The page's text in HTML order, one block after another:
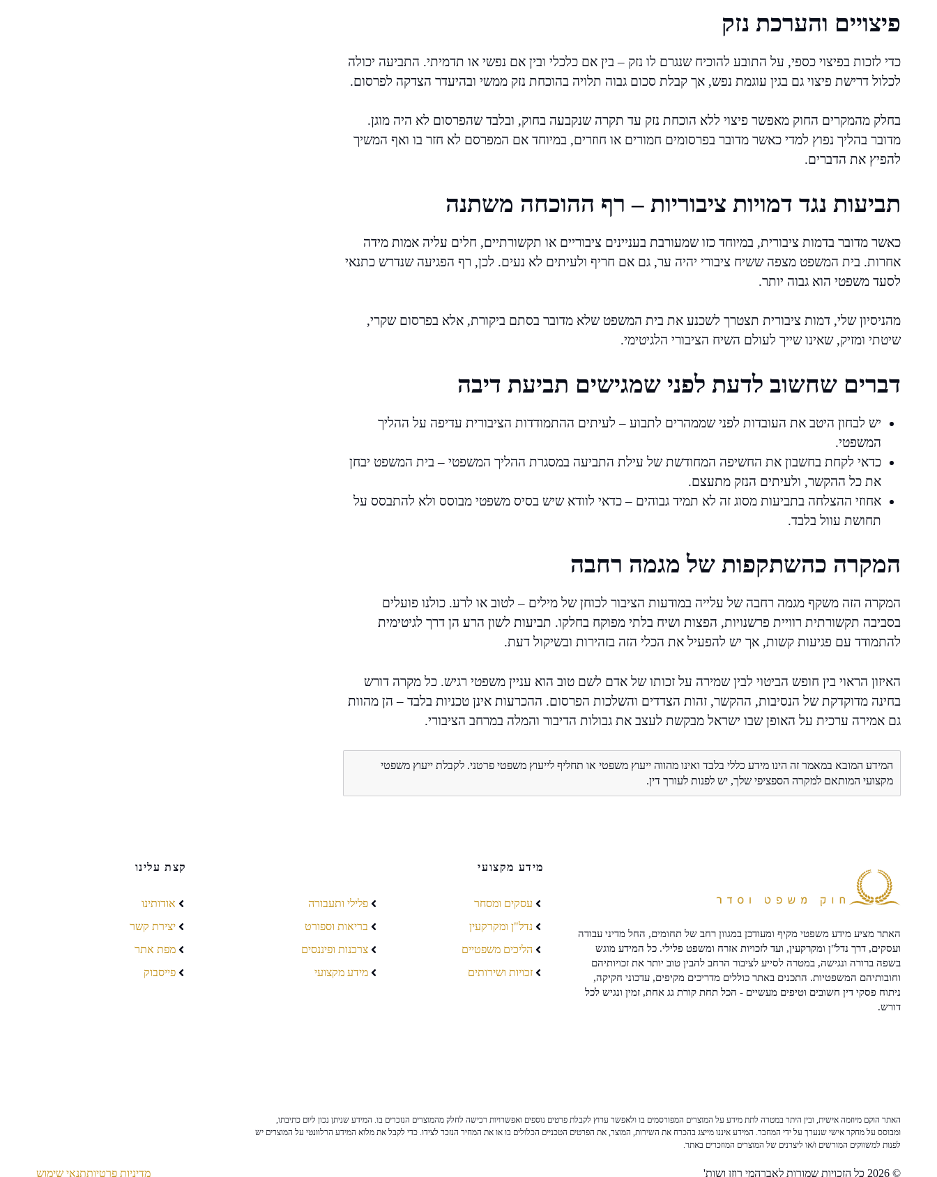
פיצויים והערכת נזק
כדי לזכות בפיצוי כספי, על התובע להוכיח שנגרם לו נזק – בין אם כלכלי ובין אם נפשי או תדמיתי. התביעה יכולה
לכלול דרישת פיצוי גם בגין עוגמת נפש, אך קבלת סכום גבוה תלויה בהוכחת נזק ממשי ובהיעדר הצדקה לפרסום.
בחלק מהמקרים החוק מאפשר פיצוי ללא הוכחת נזק עד תקרה שנקבעה בחוק, ובלבד שהפרסום לא היה מוגן.
מדובר בהליך נפוץ למדי כאשר מדובר בפרסומים חמורים או חוזרים, במיוחד אם המפרסם לא חזר בו ואף המשיך
להפיץ את הדברים.
תביעות נגד דמויות ציבוריות – רף ההוכחה משתנה
כאשר מדובר בדמות ציבורית, במיוחד כזו שמעורבת בעניינים ציבוריים או תקשורתיים, חלים עליה אמות מידה
אחרות. בית המשפט מצפה ששיח ציבורי יהיה ער, גם אם חריף ולעיתים לא נעים. לכן, רף הפגיעה שנדרש כתנאי
לסעד משפטי הוא גבוה יותר.
מהניסיון שלי, דמות ציבורית תצטרך לשכנע את בית המשפט שלא מדובר בסתם ביקורת, אלא בפרסום שקרי,
שיטתי ומזיק, שאינו שייך לעולם השיח הציבורי הלגיטימי.
דברים שחשוב לדעת לפני שמגישים תביעת דיבה
יש לבחון היטב את העובדות לפני שממהרים לתבוע – לעיתים ההתמודדות הציבורית עדיפה על ההליך
המשפטי.
כדאי לקחת בחשבון את החשיפה המחודשת של עילת התביעה במסגרת ההליך המשפטי – בית המשפט יבחן
את כל ההקשר, ולעיתים הנזק מתעצם.
אחוזי ההצלחה בתביעות מסוג זה לא תמיד גבוהים – כדאי לוודא שיש בסיס משפטי מבוסס ולא להתבסס על
תחושת עוול בלבד.
המקרה כהשתקפות של מגמה רחבה
המקרה הזה משקף מגמה רחבה של עלייה במודעות הציבור לכוחן של מילים – לטוב או לרע. כולנו פועלים
בסביבה תקשורתית רוויית פרשנויות, הפצות ושיח בלתי מפוקח בחלקו. תביעות לשון הרע הן דרך לגיטימית
להתמודד עם פגיעות קשות, אך יש להפעיל את הכלי הזה בזהירות ובשיקול דעת.
האיזון הראוי בין חופש הביטוי לבין שמירה על זכותו של אדם לשם טוב הוא עניין משפטי רגיש. כל מקרה דורש
בחינה מדוקדקת של הנסיבות, ההקשר, זהות הצדדים והשלכות הפרסום. ההכרעות אינן טכניות בלבד – הן מהוות
גם אמירה ערכית על האופן שבו ישראל מבקשת לעצב את גבולות הדיבור והמלה במרחב הציבורי.
המידע המובא במאמר זה הינו מידע כללי בלבד ואינו מהווה ייעוץ משפטי או תחליף לייעוץ משפטי פרטני. לקבלת ייעוץ משפטי
מקצועי המותאם למקרה הספציפי שלך, יש לפנות לעורך דין.
האתר מציע מידע משפטי מקיף ומעודכן במגוון רחב של תחומים, החל מדיני עבודה
ועסקים, דרך נדל"ן ומקרקעין, ועד לזכויות אזרח ומשפט פלילי. כל המידע מוגש
בשפה ברורה ונגישה, במטרה לסייע לציבור הרחב להבין טוב יותר את זכויותיהם
וחובותיהם המשפטיות. התכנים באתר כוללים מדריכים מקיפים, עדכוני חקיקה,
ניתוח פסקי דין חשובים וטיפים מעשיים - הכל תחת קורת גג אחת, זמין ונגיש לכל
דורש.
מידע מקצועי
עסקים ומסחר
נדל"ן ומקרקעין
הליכים משפטיים
זכויות ושירותים
פלילי ותעבורה
בריאות וספורט
צרכנות ופיננסים
מידע מקצועי
קצת עלינו
אודותינו
יצירת קשר
מפת אתר
פייסבוק
האתר הוקם מיוזמה אישית, ובין היתר במטרה לתת מידע על המוצרים המפורסמים בו ולאפשר ערוץ לקבלת פרטים נוספים ואפשרויות רכישה לחלק מהמוצרים הנזכרים בו. המידע שניתן נכון ליום כתיבתו,
ומבוסס על מחקר אישי שנערך על ידי המחבר. המידע איננו מייצג בהכרח את השירות, המוצר, את הפרטים הטכניים הכלולים בו או את המחיר הנזכר לצידו. כדי לקבל את מלוא המידע הרלוונטי על המוצרים יש
לפנות למשווקים המורשים ו/או ליצרנים של המוצרים המוזכרים באתר.
© 2026 כל הזכויות שמורות לאברהמי רוזן ושות' מדיניות פרטיותתנאי שימוש